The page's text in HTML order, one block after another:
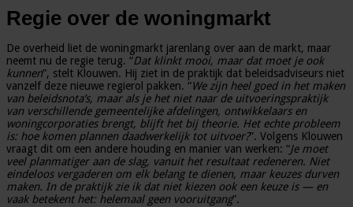
Regie over de woningmarkt
De overheid liet de woningmarkt jarenlang over aan de markt, maar
neemt nu de regie terug. “Dat klinkt mooi, maar dat moet je ook
kunnen”, stelt Klouwen. Hij ziet in de praktijk dat beleidsadviseurs niet
vanzelf deze nieuwe regierol pakken. “We zijn heel goed in het maken
van beleidsnota’s, maar als je het niet naar de uitvoeringspraktijk
van verschillende gemeentelijke afdelingen, ontwikkelaars en
woningcorporaties brengt, blijft het bij theorie. Het echte probleem
is: hoe komen plannen daadwerkelijk tot uitvoer?”. Volgens Klouwen
vraagt dit om een andere houding en manier van werken: “Je moet
veel planmatiger aan de slag, vanuit het resultaat redeneren. Niet
eindeloos vergaderen om elk belang te dienen, maar keuzes durven
maken. In de praktijk zie ik dat niet kiezen ook een keuze is — en
vaak betekent het: helemaal geen vooruitgang”.